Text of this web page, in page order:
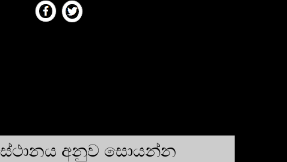
ස්ථානය අනුව සොයන්න